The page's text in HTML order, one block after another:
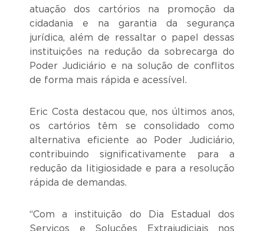
atuação dos cartórios na promoção da
cidadania e na garantia da segurança
jurídica, além de ressaltar o papel dessas
instituições na redução da sobrecarga do
Poder Judiciário e na solução de conflitos
de forma mais rápida e acessível.
Eric Costa destacou que, nos últimos anos,
os cartórios têm se consolidado como
alternativa eficiente ao Poder Judiciário,
contribuindo significativamente para a
redução da litigiosidade e para a resolução
rápida de demandas.
“Com a instituição do Dia Estadual dos
Serviços e Soluções Extrajudiciais nos